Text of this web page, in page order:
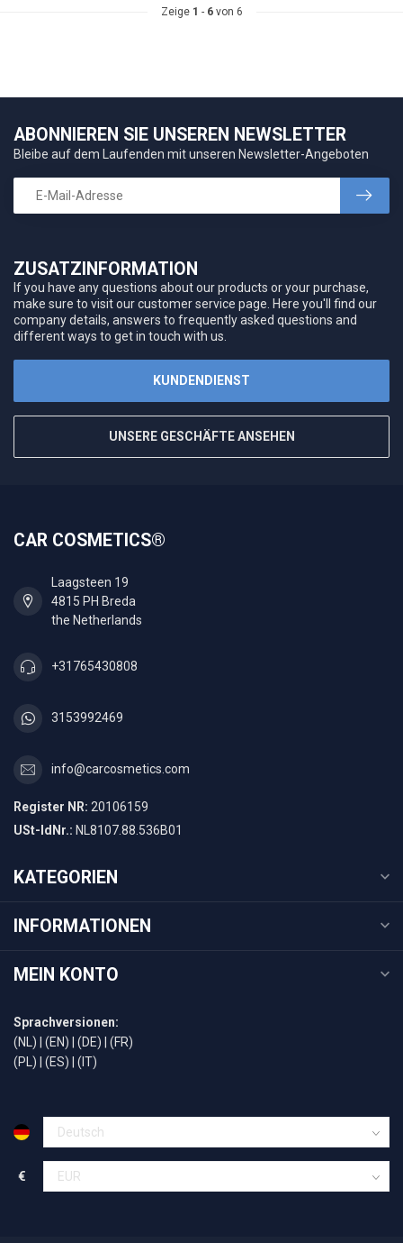
Zeige 1 - 6von 6
ZUSATZINFORMATION
If you have any questions about our products or your purchase,
make sure to visit our customer service page. Here you'll find our
company details, answers to frequently asked questions and
different ways to get in touch with us.
KUNDENDIENST
UNSERE GESCHÄFTE ANSEHEN
ABONNIEREN SIE UNSEREN NEWSLETTER
Bleibe auf dem Laufenden mit unseren Newsletter-Angeboten
CAR COSMETICS®
Laagsteen 19
4815 PH Breda
the Netherlands
+31765430808
3153992469
info@carcosmetics.com
Register NR: 20106159
USt-IdNr.: NL8107.88.536B01
KATEGORIEN
INFORMATIONEN
MEIN KONTO
Sprachversionen:
(NL) | (EN) | (DE) | (FR)
(PL) | (ES) | (IT)
€